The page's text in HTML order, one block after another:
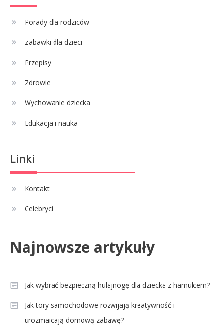
3
Celebryci
Porady dla rodziców
Zabawki dla dzieci
Przepisy
Zdrowie
Wychowanie dziecka
Edukacja i nauka
Linki
Kontakt
Celebryci
Najnowsze artykuły
Jak wybrać bezpieczną hulajnogę dla dziecka z hamulcem?
Jak tory samochodowe rozwijają kreatywność i
urozmaicają domową zabawę?